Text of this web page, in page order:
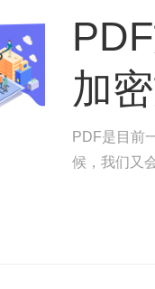
加
PDF是目前
候，我们又